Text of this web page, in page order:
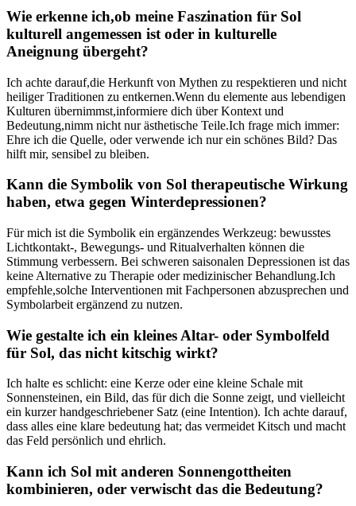
Wie erkenne ich,ob ‍meine Faszination für Sol
kulturell angemessen ⁢ist oder in kulturelle
Aneignung übergeht?
Ich achte darauf,die Herkunft von ‍Mythen zu respektieren ​und nicht
heiliger Traditionen‍ zu entkernen.Wenn du elemente ⁤aus lebendigen
Kulturen übernimmst,informiere dich über Kontext und
Bedeutung,nimm ‌nicht nur ästhetische Teile.Ich frage ‌mich immer:
Ehre ich⁢ die Quelle, oder verwende‍ ich nur ein schönes Bild? Das
hilft mir, sensibel zu bleiben.
Kann die Symbolik von Sol therapeutische Wirkung
haben, etwa gegen Winterdepressionen?
Für mich ist die Symbolik ein ergänzendes Werkzeug: bewusstes
Lichtkontakt-, Bewegungs- und Ritualverhalten können die
Stimmung verbessern. ‌Bei schweren saisonalen Depressionen ist‍ das
keine Alternative zu Therapie oder medizinischer Behandlung.Ich
empfehle,solche Interventionen mit Fachpersonen ⁤abzusprechen und
Symbolarbeit ergänzend‍ zu nutzen.
Wie gestalte ich ein kleines Altar- oder Symbolfeld
für⁣ Sol,‌ das nicht kitschig wirkt?
Ich halte‌ es schlicht: eine Kerze oder eine kleine Schale mit
Sonnensteinen, ein Bild, das für dich die ‌Sonne ​zeigt,⁢ und vielleicht
ein kurzer handgeschriebener ​Satz (eine Intention). Ich achte darauf,
dass alles​ eine klare bedeutung⁢ hat; das vermeidet Kitsch und macht
das Feld persönlich und ehrlich.
Kann ich Sol mit anderen Sonnengottheiten
kombinieren, oder verwischt das die Bedeutung?